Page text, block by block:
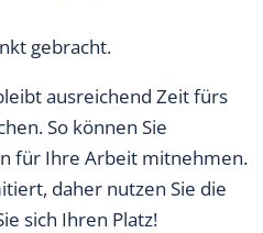
gebracht.
ausreichend Zeit fürs
So können Sie
für Ihre Arbeit mitnehmen.
daher nutzen Sie die
sich Ihren Platz!